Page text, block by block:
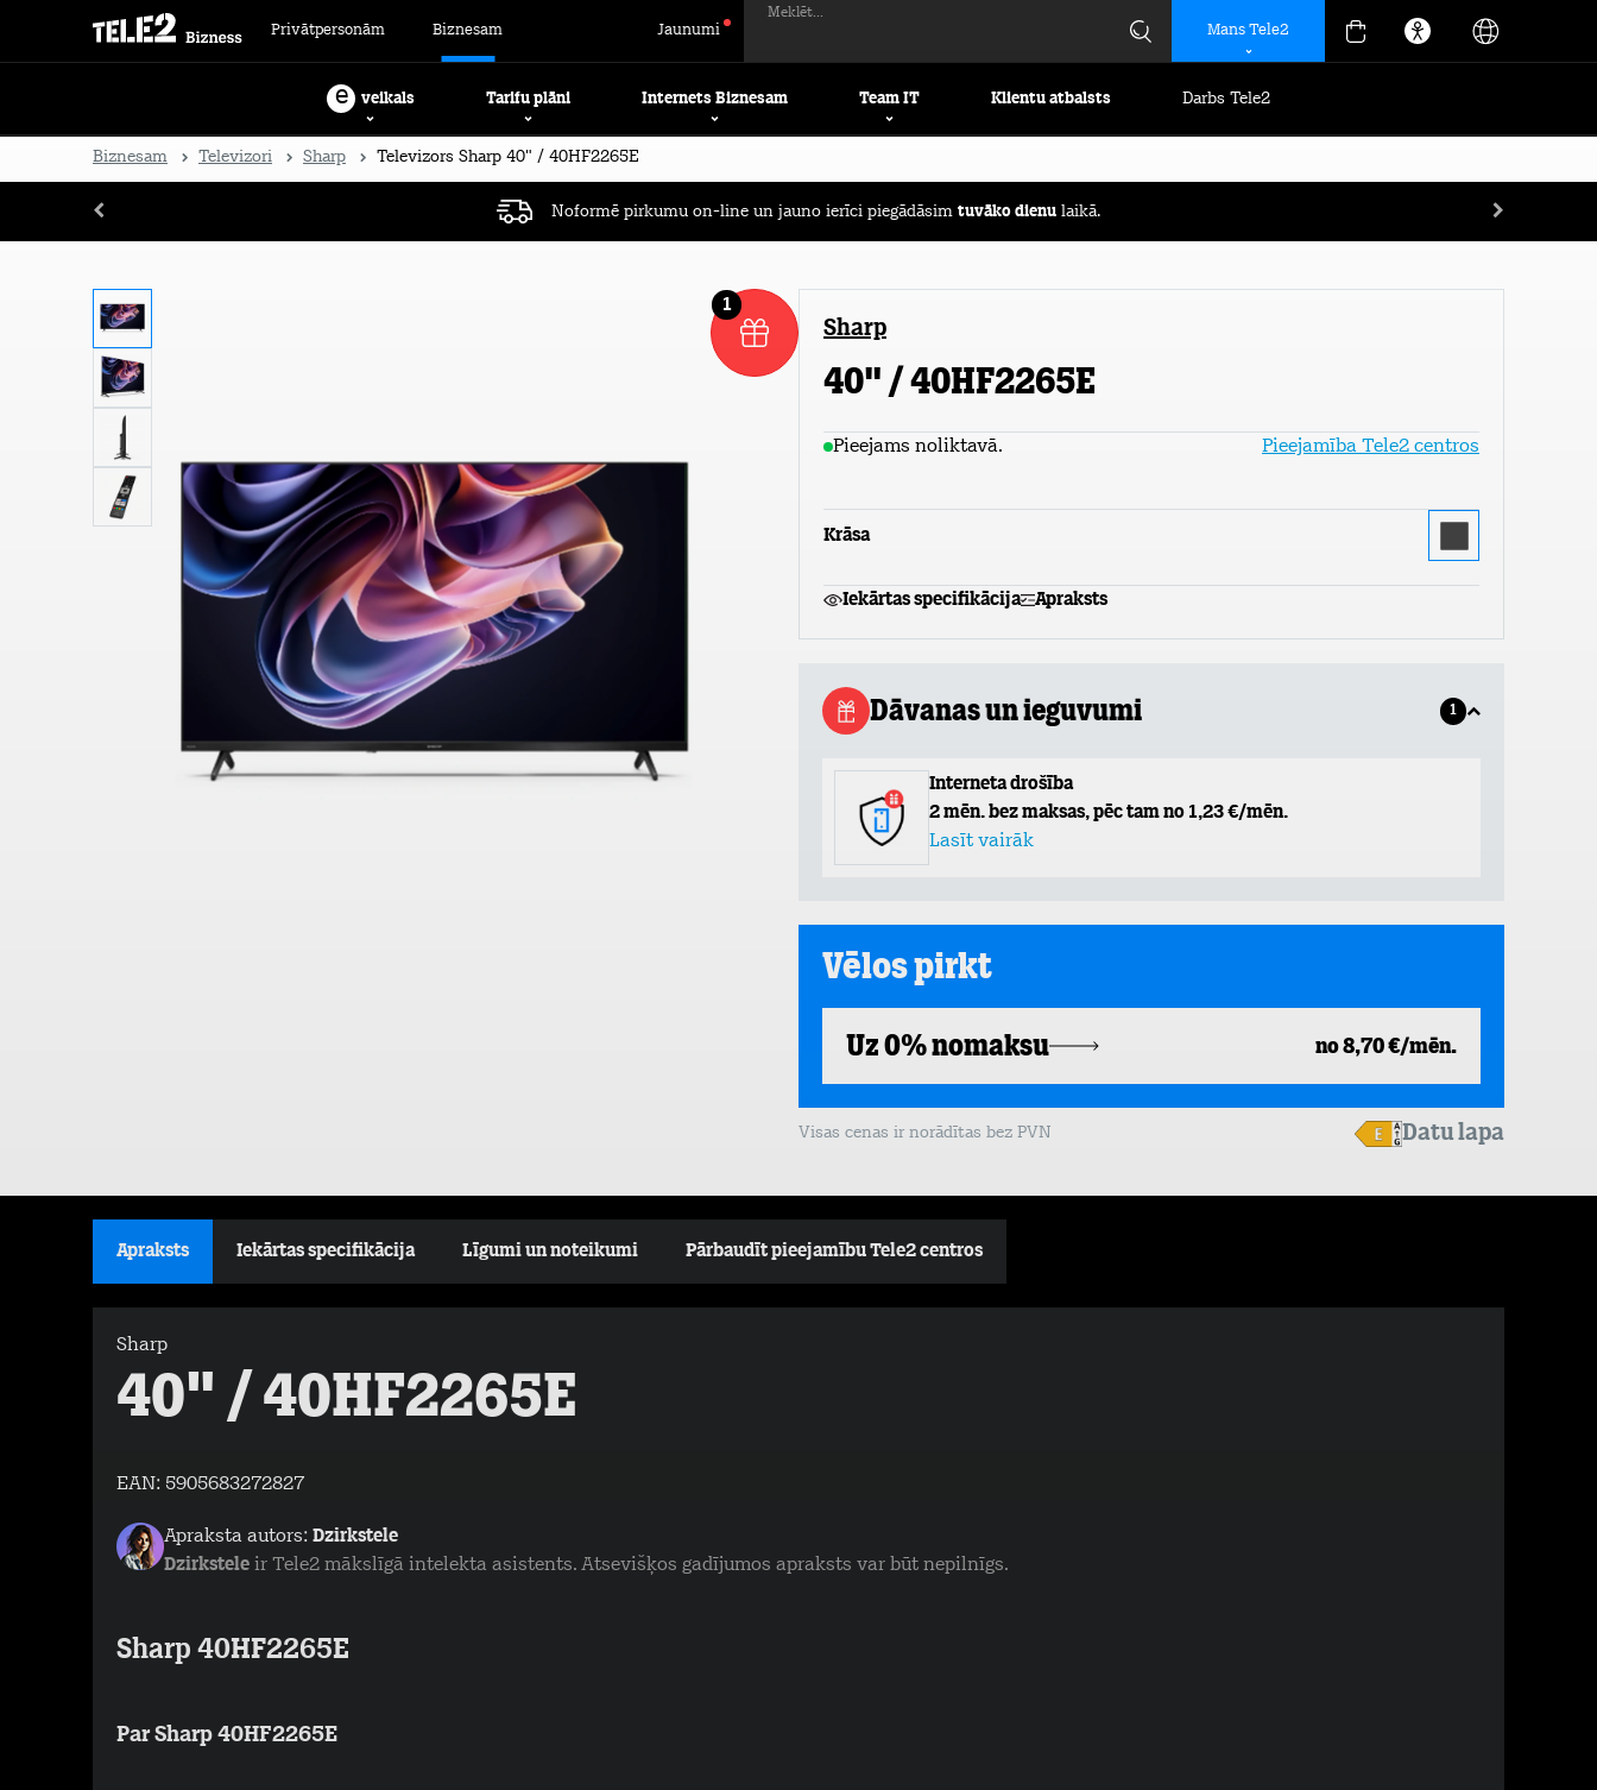
Privātpersonām Biznesam Jaunumi
Meklēt...
Mans Tele2
e veikals Tarifu plāni Internets Biznesam Team IT Klientu atbalsts Darbs Tele2
Biznesam Televizori Sharp Televizors Sharp 40" / 40HF2265E
Noformē pirkumu on-line un jauno ierīci piegādāsim tuvāko dienu laikā.
1
Sharp
40" / 40HF2265E
Pieejams noliktavā. Pieejamība Tele2 centros
Krāsa
Iekārtas specifikācija Apraksts
Dāvanas un ieguvumi 1
Interneta drošība
2 mēn. bez maksas, pēc tam no 1,23 €/mēn.
Lasīt vairāk
Vēlos pirkt
Uz 0% nomaksu no 8,70 €/mēn.
Visas cenas ir norādītas bez PVN Datu lapa
Apraksts Iekārtas specifikācija Līgumi un noteikumi Pārbaudīt pieejamību Tele2 centros
Sharp
40" / 40HF2265E
EAN: 5905683272827
Apraksta autors: Dzirkstele
Dzirkstele ir Tele2 mākslīgā intelekta asistents. Atsevišķos gadījumos apraksts var būt nepilnīgs.
Sharp 40HF2265E
Par Sharp 40HF2265E